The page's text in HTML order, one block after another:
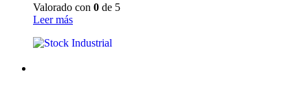
Valorado con 0 de 5
Leer más